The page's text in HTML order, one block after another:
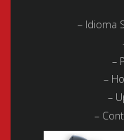
– Idioma
–
–
–
–